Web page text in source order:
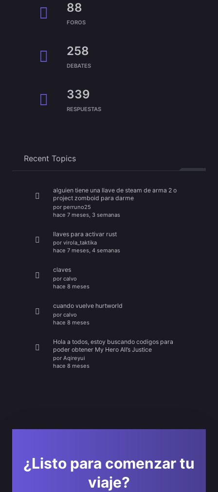
88
FOROS
258
DEBATES
339
RESPUESTAS
Recent Topics
alguien tiene una llave de steam de arma 2 o
project zomboid para darme
por perruno25
hace 7 meses, 3 semanas
llaves para activar rust
por virola_taktika
hace 7 meses, 4 semanas
claves
por calvo
hace 8 meses
cuando vuelve hurtworld
por calvo
hace 8 meses
Hola a todos, estoy buscando codigos para
poder obtener My Hero All’s Justice
por Aqireyui
hace 8 meses
¿Listo para comenzar tu
viaje?